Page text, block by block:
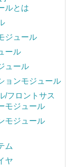
ルとは
ジュール
ール
ュール
ョンモジュール
/フロントサス
モジュール
モジュール
ム
ヤ